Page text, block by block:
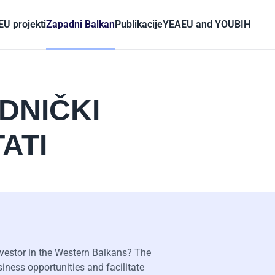
projektiZapadni BalkanPublikacijeYEAEU and YOUBIH
in the Western Balkans? The
opportunities and facilitate